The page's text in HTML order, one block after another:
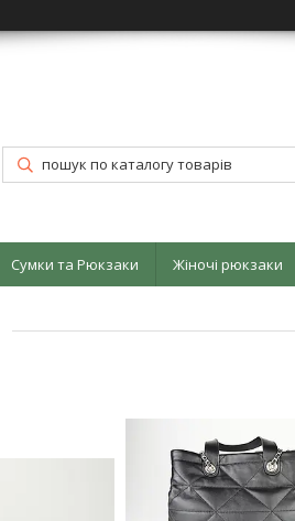
Сумки та Рюкзаки Жіночі рюкзаки